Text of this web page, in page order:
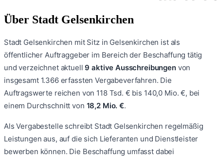
Über Stadt Gelsenkirchen
Stadt Gelsenkirchen mit Sitz in Gelsenkirchen ist als
öffentlicher Auftraggeber im Bereich der Beschaffung tätig
und verzeichnet aktuell 9 aktive Ausschreibungen von
insgesamt 1.366erfassten Vergabeverfahren. Die
Auftragswerte reichen von 118 Tsd. € bis 140,0 Mio. €, bei
einem Durchschnitt von 18,2 Mio. €.
Als Vergabestelle schreibt Stadt Gelsenkirchen regelmäßig
Leistungen aus, auf die sich Lieferanten und Dienstleister
bewerben können. Die Beschaffung umfasst dabei